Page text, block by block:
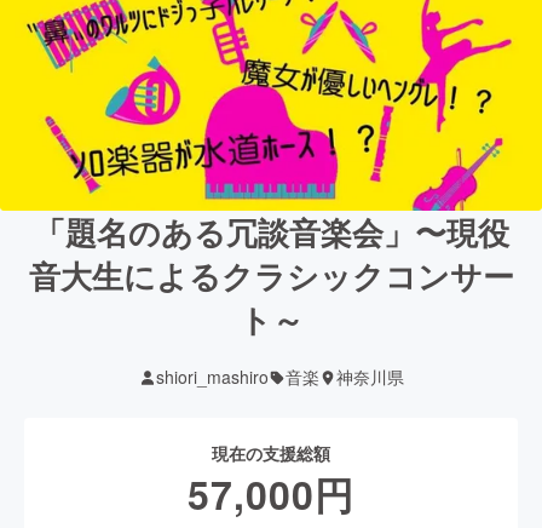
「題名のある冗談音楽会」〜現役
音大生によるクラシックコンサー
ト～
shiori_mashiro 音楽 神奈川県
現在の支援総額
57,000円